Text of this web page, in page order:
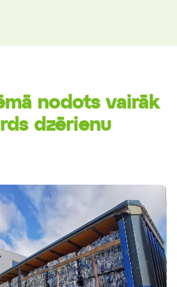
nodots vairāk
dzērienu